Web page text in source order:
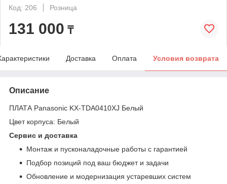
Код: 206
Розница
131 000 ₸
Доставка Оплата Условия возврата
Описание
ПЛАТА Panasonic KX-TDA0410XJ Белый
Цвет корпуса: Белый
Сервис и доставка
Монтаж и пусконаладочные работы с гарантией
Подбор позиций под ваш бюджет и задачи
Обновление и модернизация устаревших систем